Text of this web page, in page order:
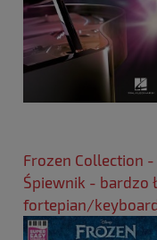
Frozen Collection
Śpiewnik - bardzo
fortepian/